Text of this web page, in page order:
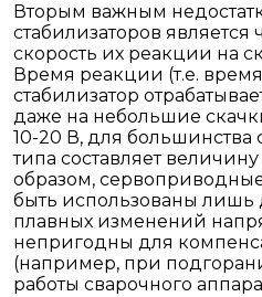
Вторым важным
стабилизаторов
скорость их реакции на
Время реакции (т.е.
стабилизатор
даже на небольшие
10-20 В, для большинства
типа составляет
образом,
быть использованы лишь
плавных изменений
непригодны для
(например, при
работы сварочного